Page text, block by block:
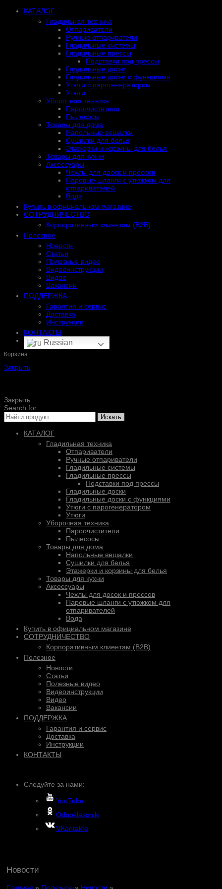
КАТАЛОГ
Гладильная техника
Отпариватели
Ручные отпариватели
Гладильные системы
Гладильные прессы
Подставки под прессы
Гладильные доски
Гладильные доски с функциями
Утюги с парогенератором
Утюги
Уборочная техника
Пароочистители
Пылесосы
Товары для дома
Напольные вешалки
Сушилки для белья
Этажерки и корзины для белья
Товары для кухни
Аксессуары
Чехлы для досок и прессов
Паровые шланги с утюжком для
отпаривателей
Вода
Купить в официальном магазине
СОТРУДНИЧЕСТВО
Корпоративным клиентам (B2B)
Полезное
Новости
Статьи
Полезные видео
Видеоинструкции
Видео
Вакансии
ПОДДЕРЖКА
Гарантия и сервис
Доставка
Инструкции
КОНТАКТЫ
Russian
Корзина
Закрыть
Закрыть
Search for:
Искать
КАТАЛОГ
Гладильная техника
Отпариватели
Ручные отпариватели
Гладильные системы
Гладильные прессы
Подставки под прессы
Гладильные доски
Гладильные доски с функциями
Утюги с парогенератором
Утюги
Уборочная техника
Пароочистители
Пылесосы
Товары для дома
Напольные вешалки
Сушилки для белья
Этажерки и корзины для белья
Товары для кухни
Аксессуары
Чехлы для досок и прессов
Паровые шланги с утюжком для
отпаривателей
Вода
Купить в официальном магазине
СОТРУДНИЧЕСТВО
Корпоративным клиентам (B2B)
Полезное
Новости
Статьи
Полезные видео
Видеоинструкции
Видео
Вакансии
ПОДДЕРЖКА
Гарантия и сервис
Доставка
Инструкции
КОНТАКТЫ
Следуйте за нами:
YouTube
Odnoklassniki
VKontakte
Новости
Главная » Полезное » Новости »